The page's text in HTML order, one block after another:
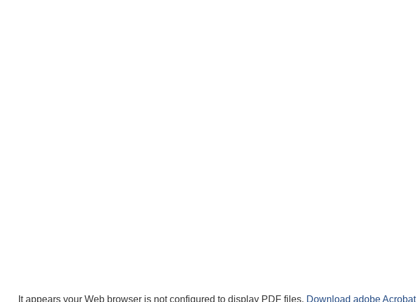
It appears your Web browser is not configured to display PDF files. Download adobe Acrobat